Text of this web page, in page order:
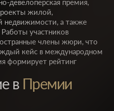
девелоперская премия,
жилой,
недвижимости, а также
участников
члены жюри, что
кейс в международном
формирует рейтинг
в Премии